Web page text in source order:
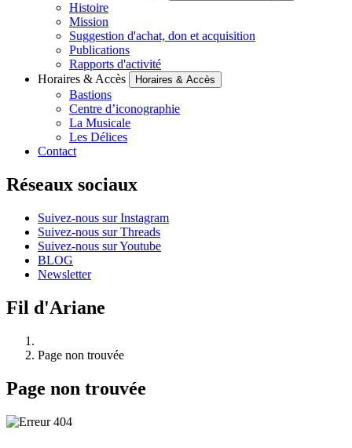
Histoire
Mission
Suggestion d'achat, don et acquisition
Publications
Rapports d'activité
Horaires & Accès
Horaires & Accès
Bastions
Centre d’iconographie
La Musicale
Les Délices
Contact
Réseaux sociaux
Suivez-nous sur Instagram
Suivez-nous sur Threads
Suivez-nous sur Youtube
BLOG
Newsletter
Fil d'Ariane
Page non trouvée
Page non trouvée